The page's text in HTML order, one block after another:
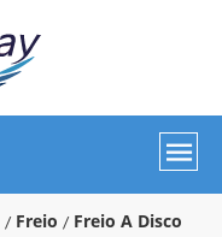
Freio Freio A Disco